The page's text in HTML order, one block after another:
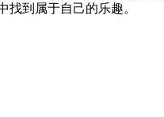
到属于自己的乐趣。